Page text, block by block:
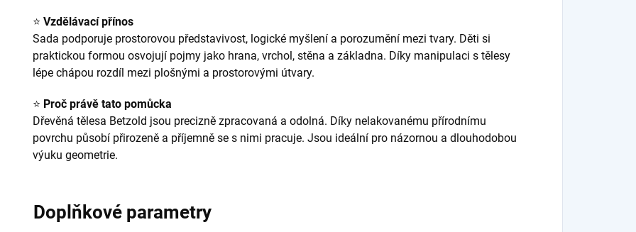
⭐ Vzdělávací přínos
Sada podporuje prostorovou představivost, logické myšlení a porozumění mezi tvary. Děti si
praktickou formou osvojují pojmy jako hrana, vrchol, stěna a základna. Díky manipulaci s tělesy
lépe chápou rozdíl mezi plošnými a prostorovými útvary.
⭐ Proč právě tato pomůcka
Dřevěná tělesa Betzold jsou precizně zpracovaná a odolná. Díky nelakovanému přírodnímu
povrchu působí přirozeně a příjemně se s nimi pracuje. Jsou ideální pro názornou a dlouhodobou
výuku geometrie.
Doplňkové parametry